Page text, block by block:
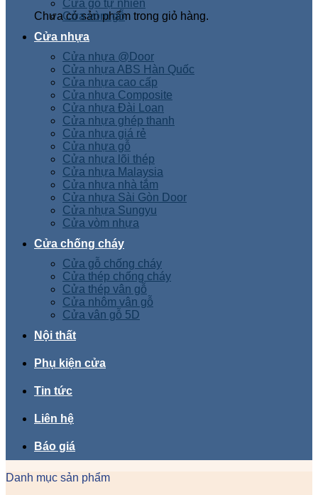
Chưa có sản phẩm trong giỏ hàng.
Cửa gỗ tự nhiên
Cửa vòm gỗ
Cửa nhựa
Cửa nhựa @Door
Cửa nhựa ABS Hàn Quốc
Cửa nhựa cao cấp
Cửa nhựa Composite
Cửa nhựa Đài Loan
Cửa nhựa ghép thanh
Cửa nhựa giá rẻ
Cửa nhựa gỗ
Cửa nhựa lõi thép
Cửa nhựa Malaysia
Cửa nhựa nhà tắm
Cửa nhựa Sài Gòn Door
Cửa nhựa Sungyu
Cửa vòm nhựa
Cửa chống cháy
Cửa gỗ chống cháy
Cửa thép chống cháy
Cửa thép vân gỗ
Cửa nhôm vân gỗ
Cửa vân gỗ 5D
Nội thất
Phụ kiện cửa
Tin tức
Liên hệ
Báo giá
Danh mục sản phẩm